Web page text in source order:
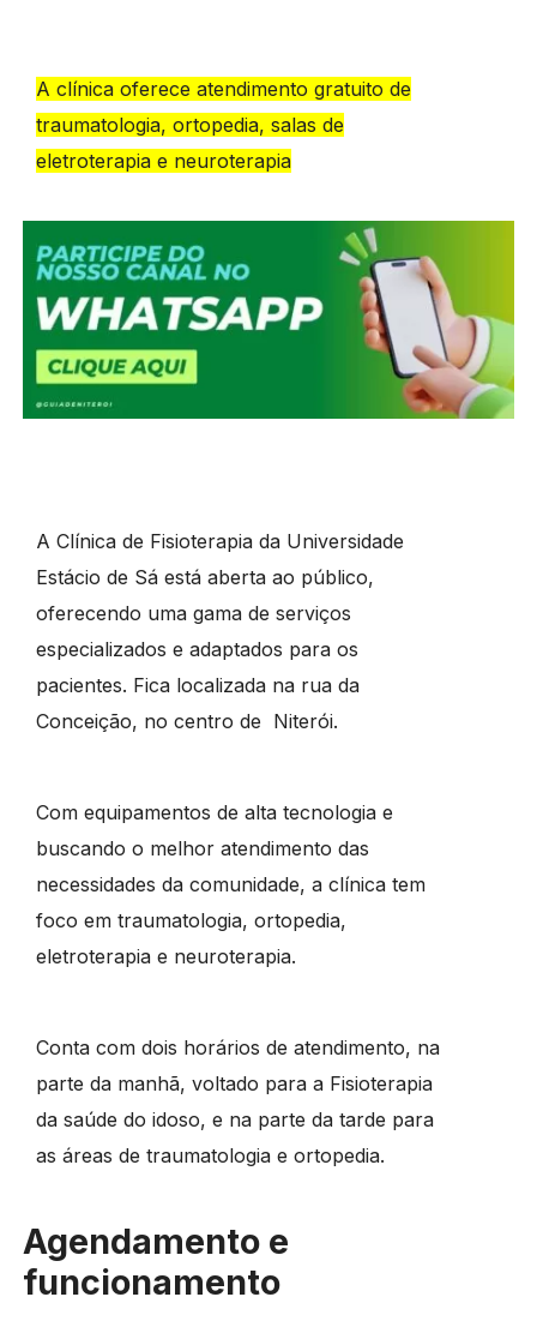
A clínica oferece atendimento gratuito de
traumatologia, ortopedia, salas de
eletroterapia e neuroterapia
A Clínica de Fisioterapia da Universidade
Estácio de Sá está aberta ao público,
oferecendo uma gama de serviços
especializados e adaptados para os
pacientes. Fica localizada na rua da
Conceição, no centro de Niterói.
Com equipamentos de alta tecnologia e
buscando o melhor atendimento das
necessidades da comunidade, a clínica tem
foco em traumatologia, ortopedia,
eletroterapia e neuroterapia.
Conta com dois horários de atendimento, na
parte da manhã, voltado para a Fisioterapia
da saúde do idoso, e na parte da tarde para
as áreas de traumatologia e ortopedia.
Agendamento e
funcionamento